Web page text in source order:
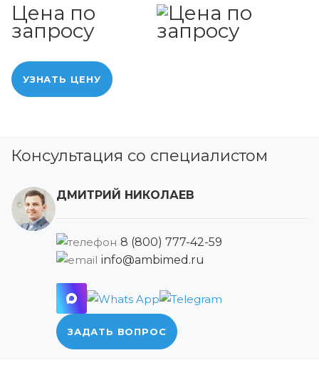
Цена по
запросу
УЗНАТЬ ЦЕНУ
Консультация со специалистом
ДМИТРИЙ НИКОЛАЕВ
8 (800) 777-42-59
info@ambimed.ru
ЗАДАТЬ ВОПРОС